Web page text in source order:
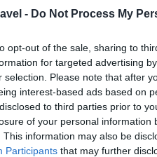
- Do Not Process My
opt-out of the sale, sharing to
for targeted advertising
selection. Please note that after
interest-based ads based on
to third parties prior to
of your personal information
This information may also be
Participants that may further
osób podróżuje do Hoi An
wynająć taksówkę lub
łatwo
krótkie, co
są okres od marca do
a opady są